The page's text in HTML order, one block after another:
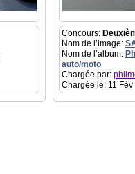
Concours:
Nom de l’image:
Nom de l’album:
auto/moto
Chargée par:
Chargée le: 11